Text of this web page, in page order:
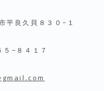
平良久貝８３０−１
５−８４１７